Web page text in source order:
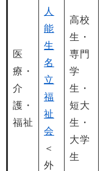
医
療・
介
護・
福祉
人
能
生
名
立
福
祉
会
＜
外
高校
生・
専門
学
生・
短大
生・
大学
生